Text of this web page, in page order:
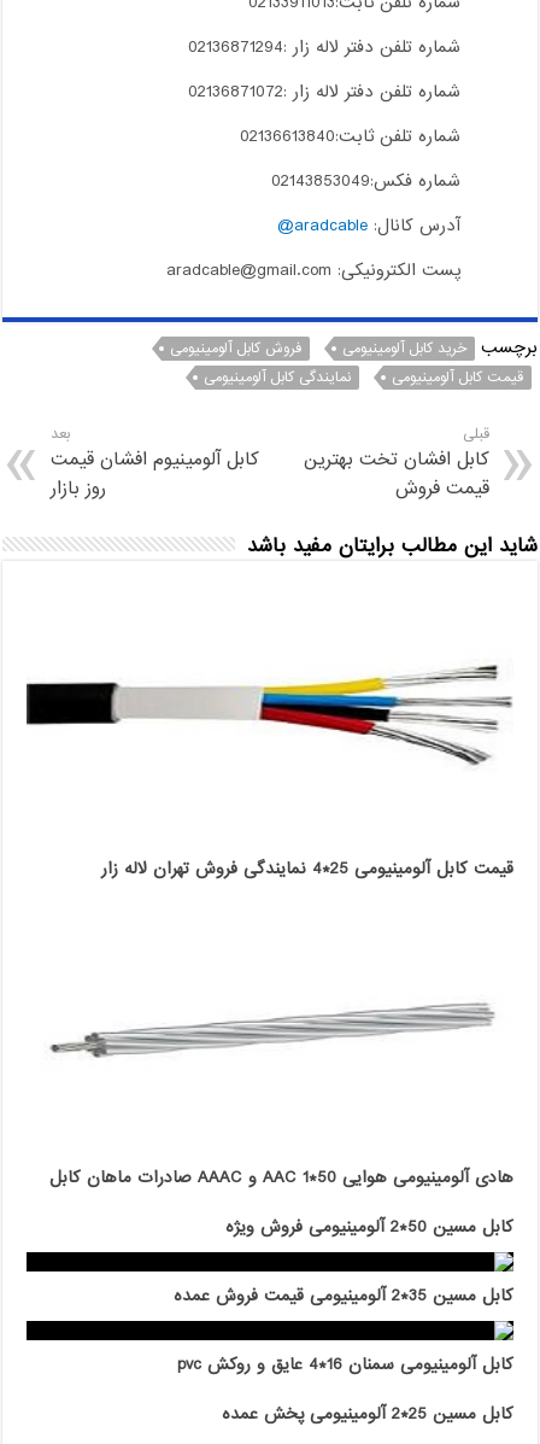
شماره تلفن دفتر لاله زار :02136871294
شماره تلفن دفتر لاله زار :02136871072
شماره تلفن ثابت:02136613840
شماره فکس:02143853049
آدرس کانال:aradcable@
پست الکترونیکی: aradcable@gmail.com
برچسب خرید کابل آلومینیومی
فروش کابل آلومینیومی
قیمت کابل آلومینیومی
نمایندگی کابل آلومینیومی
قبلی
کابل افشان تخت بهترین
قیمت فروش
بعد
کابل آلومینیوم افشان قیمت
روز بازار
شاید این مطالب برایتان مفید باشد
قیمت کابل آلومینیومی 25*4 نمایندگی فروش تهران لاله زار
هادی آلومینیومی هوایی 50*1 AAC و AAAC صادرات ماهان کابل
کابل مسین 50*2 آلومینیومی فروش ویژه
کابل مسین 35*2 آلومینیومی قیمت فروش عمده
کابل آلومینیومی سمنان 16*4 عایق و روکش pvc
کابل مسین 25*2 آلومینیومی پخش عمده